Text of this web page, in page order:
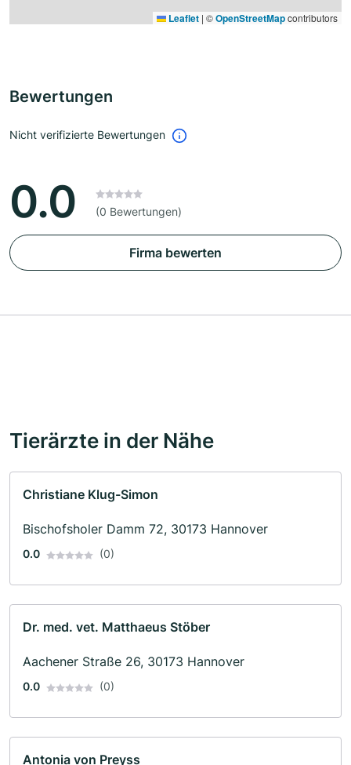
Leaflet | ©OpenStreetMapcontributors
Bewertungen
Nicht verifizierte Bewertungen
0.0 (0 Bewertungen)
Firma bewerten
Tierärzte in der Nähe
Christiane Klug-Simon
Bischofsholer Damm 72, 30173 Hannover
0.0 (0)
Dr. med. vet. Matthaeus Stöber
Aachener Straße 26, 30173 Hannover
0.0 (0)
Antonia von Preyss